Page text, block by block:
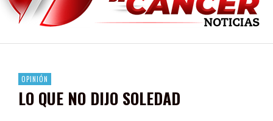
EGRESA GOBIERNO DE PEPE SALDÍVAR A 500 NUEVAS EMPRESARIAS
SON MUJERES GUADALUPENSES PRINCIPALES BENEFICIADAS DEL PROGRAMA
OPINIÓN
LO QUE NO DIJO SOLEDAD